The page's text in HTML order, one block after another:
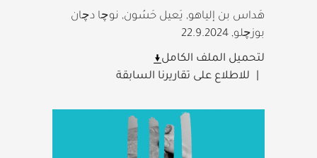
هَداس بن إلياهو, يَعيل حَسُون, نوچا دچان
بوزچلو,
22.9.2024
لتحميل الملف الكامل
للاطلاع على تقاريرنا السابقة